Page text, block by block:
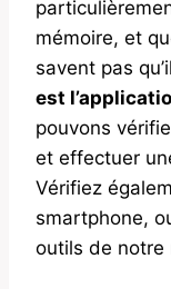
mémoire, et
savent pas
est
pouvons
et effectuer
Vérifiez
smartphone,
outils de notre